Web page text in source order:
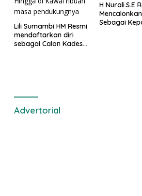
Lili Sumambi HM Resmi
mendaftarkan diri
sebagai Calon Kades
H Nurali.S.E
Sebagai
Advertorial